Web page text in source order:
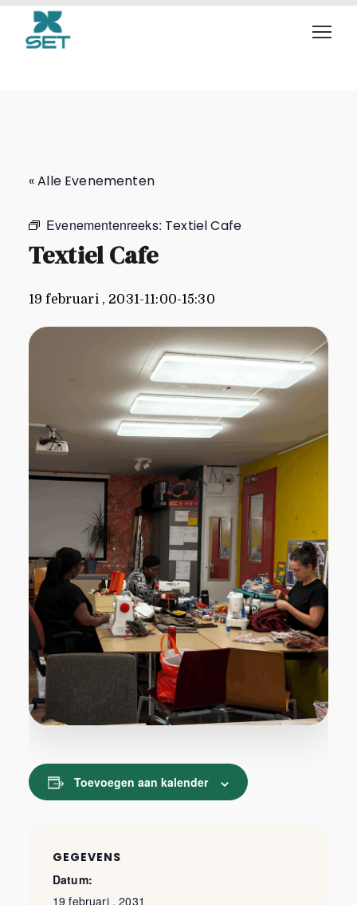
Textiel Cafe
« Alle Evenementen
Evenementenreeks: Textiel Cafe
Textiel Cafe
19 februari , 2031-11:00-15:30
Toevoegen aan kalender
GEGEVENS
Datum:
19 februari , 2031